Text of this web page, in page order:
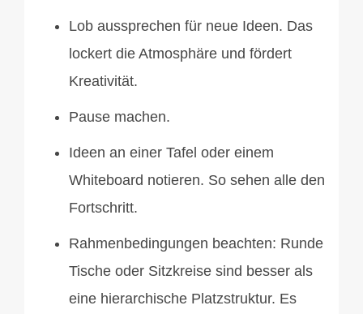
Lob aussprechen für neue Ideen. Das
lockert die Atmosphäre und fördert
Kreativität.
Pause machen.
Ideen an einer Tafel oder einem
Whiteboard notieren. So sehen alle den
Fortschritt.
Rahmenbedingungen beachten: Runde
Tische oder Sitzkreise sind besser als
eine hierarchische Platzstruktur. Es